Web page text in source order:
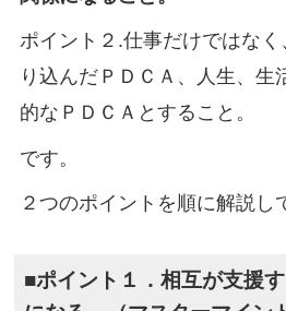
ポイント２.仕事だけではな
り込んだＰＤＣＡ、人生、生
的なＰＤＣＡとすること。
です。
２つのポイントを順に解説し
■ポイント１．相互が支援